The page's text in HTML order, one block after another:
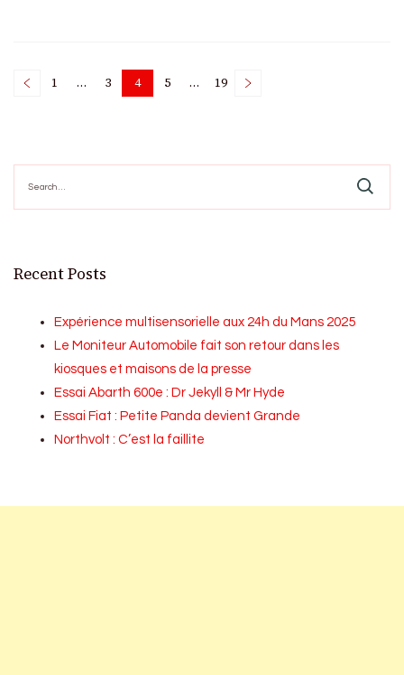
Posts
Page
1 … Page
3 Page
4 Page
5 … Page
19
for:
Recent Posts
Expérience multisensorielle aux 24h du Mans 2025
Le Moniteur Automobile fait son retour dans les
kiosques et maisons de la presse
Essai Abarth 600e : Dr Jekyll & Mr Hyde
Essai Fiat : Petite Panda devient Grande
Northvolt : C’est la faillite